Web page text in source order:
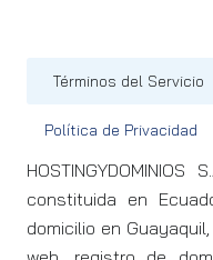
Términos del Servicio
Política de Privacidad
HOSTINGYDOMINIOS
constituida en
domicilio en